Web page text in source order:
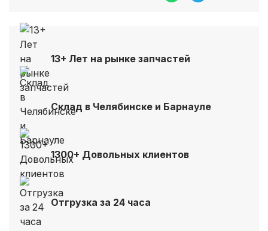
13+ Лет на рынке запчастей
Склад в Челябинске и Барнауле
1300+ Довольных клиентов
Отгрузка за 24 часа